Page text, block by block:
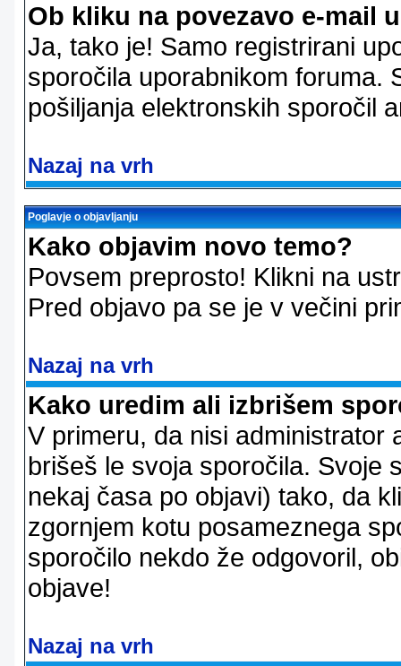
Ob kliku na povezavo e-mail
Ja, tako je! Samo registrirani
sporočila uporabnikom foruma.
pošiljanja elektronskih sporočil
Nazaj na vrh
Poglavje o objavljanju
Kako objavim novo temo?
Povsem preprosto! Klikni na
Pred objavo pa se je v večini
Nazaj na vrh
Kako uredim ali izbrišem
V primeru, da nisi administrator
brišeš le svoja sporočila. Svoje
nekaj časa po objavi) tako, da
zgornjem kotu posameznega
sporočilo nekdo že odgovoril,
objave!
Nazaj na vrh